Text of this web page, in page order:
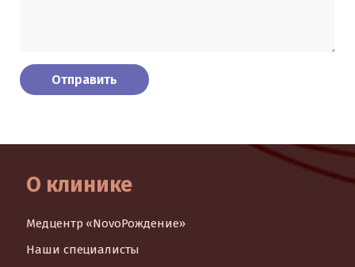
О клинике
Медцентр «NovoРождение»
Наши специалисты